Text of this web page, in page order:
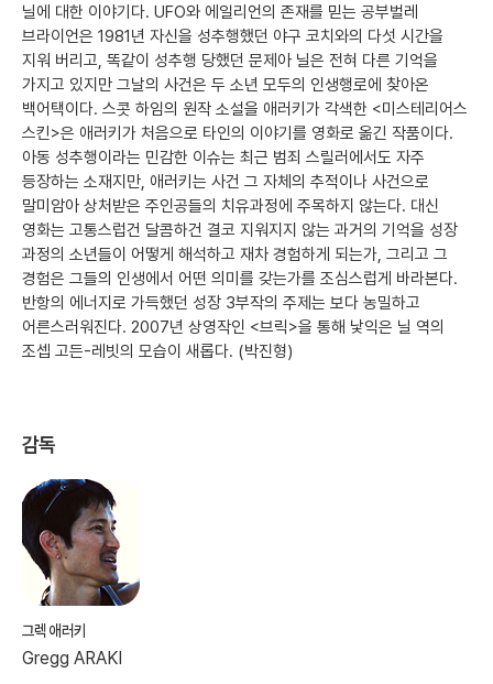
닐에 대한 이야기다. UFO와 에일리언의 존재를 믿는 공부벌레
브라이언은 1981년 자신을 성추행했던 야구 코치와의 다섯 시간을
지워 버리고, 똑같이 성추행 당했던 문제아 닐은 전혀 다른 기억을
가지고 있지만 그날의 사건은 두 소년 모두의 인생행로에 찾아온
백어택이다. 스콧 하임의 원작 소설을 애러키가 각색한 <미스테리어스
스킨>은 애러키가 처음으로 타인의 이야기를 영화로 옮긴 작품이다.
아동 성추행이라는 민감한 이슈는 최근 범죄 스릴러에서도 자주
등장하는 소재지만, 애러키는 사건 그 자체의 추적이나 사건으로
말미암아 상처받은 주인공들의 치유과정에 주목하지 않는다. 대신
영화는 고통스럽건 달콤하건 결코 지워지지 않는 과거의 기억을 성장
과정의 소년들이 어떻게 해석하고 재차 경험하게 되는가, 그리고 그
경험은 그들의 인생에서 어떤 의미를 갖는가를 조심스럽게 바라본다.
반항의 에너지로 가득했던 성장 3부작의 주제는 보다 농밀하고
어른스러워진다. 2007년 상영작인 <브릭>을 통해 낯익은 닐 역의
조셉 고든-레빗의 모습이 새롭다. (박진형)
감독
그렉 애러키
Gregg ARAKI